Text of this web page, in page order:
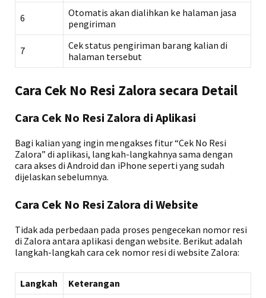
6
Otomatis akan dialihkan ke halaman jasa
pengiriman
7
Cek status pengiriman barang kalian di
halaman tersebut
Cara Cek No Resi Zalora secara Detail
Cara Cek No Resi Zalora di Aplikasi
Bagi kalian yang ingin mengakses fitur “Cek No Resi
Zalora” di aplikasi, langkah-langkahnya sama dengan
cara akses di Android dan iPhone seperti yang sudah
dijelaskan sebelumnya.
Cara Cek No Resi Zalora di Website
Tidak ada perbedaan pada proses pengecekan nomor resi
di Zalora antara aplikasi dengan website. Berikut adalah
langkah-langkah cara cek nomor resi di website Zalora:
Langkah
Keterangan